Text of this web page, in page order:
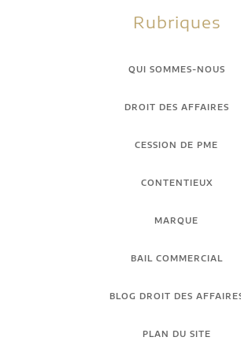
Rubriques
QUI SOMMES-NOUS
DROIT DES AFFAIRES
CESSION DE PME
CONTENTIEUX
MARQUE
BAIL COMMERCIAL
BLOG DROIT DES
PLAN DU SITE